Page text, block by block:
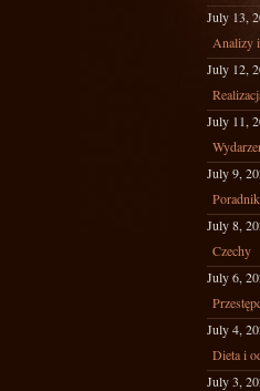
July 13,
Analizy
July 12,
July 11,
July 9,
July 8,
Czechy
July 6,
July 4,
Dieta i
July 3,